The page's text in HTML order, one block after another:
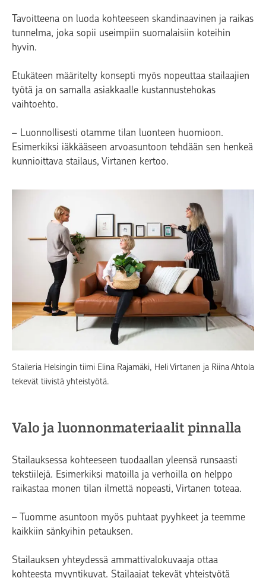
Tavoitteena on luoda kohteeseen skandinaavinen ja raikas
tunnelma, joka sopii useimpiin suomalaisiin koteihin
hyvin.
Etukäteen määritelty konsepti myös nopeuttaa stailaajien
työtä ja on samalla asiakkaalle kustannustehokas
vaihtoehto.
– Luonnollisesti otamme tilan luonteen huomioon.
Esimerkiksi iäkkääseen arvoasuntoon tehdään sen henkeä
kunnioittava stailaus, Virtanen kertoo.
Staileria Helsingin tiimi Elina Rajamäki, Heli Virtanen ja Riina Ahtola
tekevät tiivistä yhteistyötä.
Valo ja luonnonmateriaalit pinnalla
Stailauksessa kohteeseen tuodaallan yleensä runsaasti
tekstiilejä. Esimerkiksi matoilla ja verhoilla on helppo
raikastaa monen tilan ilmettä nopeasti, Virtanen toteaa.
– Tuomme asuntoon myös puhtaat pyyhkeet ja teemme
kaikkiin sänkyihin petauksen.
Stailauksen yhteydessä ammattivalokuvaaja ottaa
kohteesta myyntikuvat. Stailaajat tekevät yhteistyötä